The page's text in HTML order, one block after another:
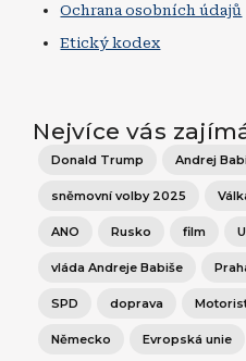
Ochrana osobních údajů
Etický kodex
Nejvíce vás
Donald Trump Andrej
sněmovní volby 2025
ANO Rusko film
vláda Andreje Babiše
SPD doprava
Německo Evropská unie